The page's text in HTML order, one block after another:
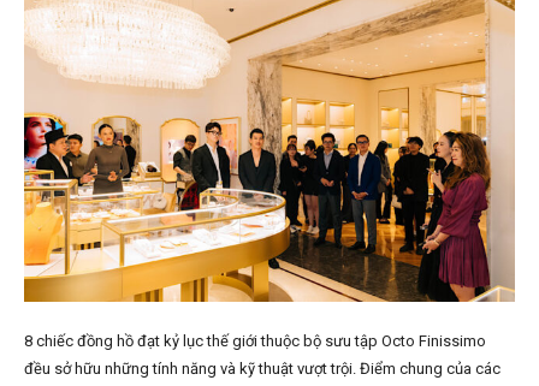
8 chiếc đồng hồ đạt kỷ lục thế giới thuộc bộ sưu tập Octo Finissimo
đều sở hữu những tính năng và kỹ thuật vượt trội. Điểm chung của các